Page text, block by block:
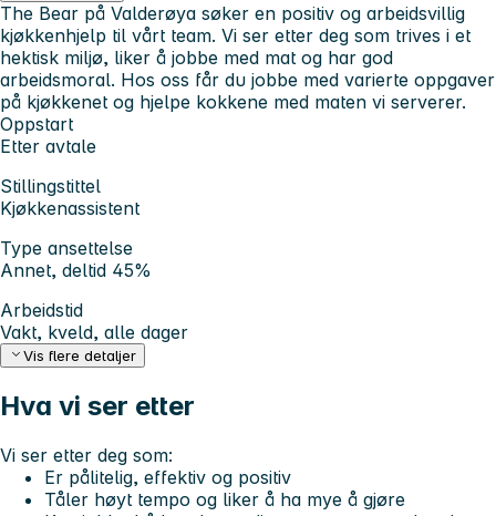
The Bear på Valderøya søker en positiv og arbeidsvillig
kjøkkenhjelp til vårt team. Vi ser etter deg som trives i et
hektisk miljø, liker å jobbe med mat og har god
arbeidsmoral. Hos oss får du jobbe med varierte oppgaver
på kjøkkenet og hjelpe kokkene med maten vi serverer.
Oppstart
Etter avtale
Stillingstittel
Kjøkkenassistent
Type ansettelse
Annet, deltid 45%
Arbeidstid
Vakt, kveld, alle dager
Vis flere detaljer
Hva vi ser etter
Vi ser etter deg som:
Er pålitelig, effektiv og positiv
Tåler høyt tempo og liker å ha mye å gjøre